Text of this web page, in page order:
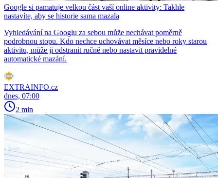
Google si pamatuje velkou část vaší online aktivity: Takhle
nastavíte, aby se historie sama mazala
Vyhledávání na Googlu za sebou může nechávat poměrně
podrobnou stopu. Kdo nechce uchovávat měsíce nebo roky starou
aktivitu, může ji odstranit ručně nebo nastavit pravidelné
automatické mazání.
EXTRAINFO.cz
dnes, 07:00
2 min